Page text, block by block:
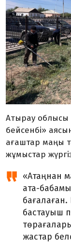
Атырау облысы
бейсенбі»
ағаштар маңы
жұмыстар
«Атаңнан
ата-
бағалаған.
бастауыш
жастар